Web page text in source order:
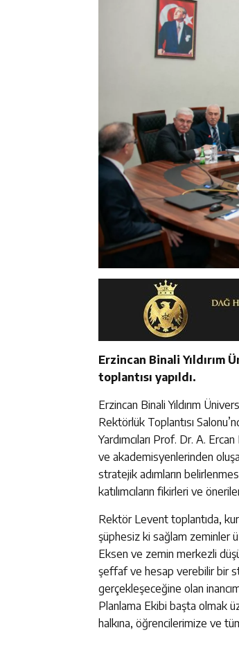
Erzincan Binali Yıldırım
toplantısı yapıldı.
Erzincan Binali Yıldırım
Rektörlük Toplantısı
Yardımcıları Prof. Dr. A.
ve akademisyenlerinden
stratejik adımların
katılımcıların fikirleri ve
Rektör Levent toplantıda,
şüphesiz ki sağlam zeminler
Eksen ve zemin merkezli
şeffaf ve hesap verebilir bir
gerçekleşeceğine olan
Planlama Ekibi başta olmak
halkına, öğrencilerimize ve